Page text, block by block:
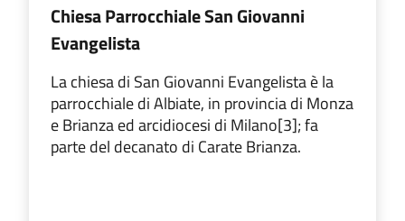
Chiesa Parrocchiale San Giovanni
Evangelista
La chiesa di San Giovanni Evangelista è la
parrocchiale di Albiate, in provincia di Monza
e Brianza ed arcidiocesi di Milano[3]; fa
parte del decanato di Carate Brianza.